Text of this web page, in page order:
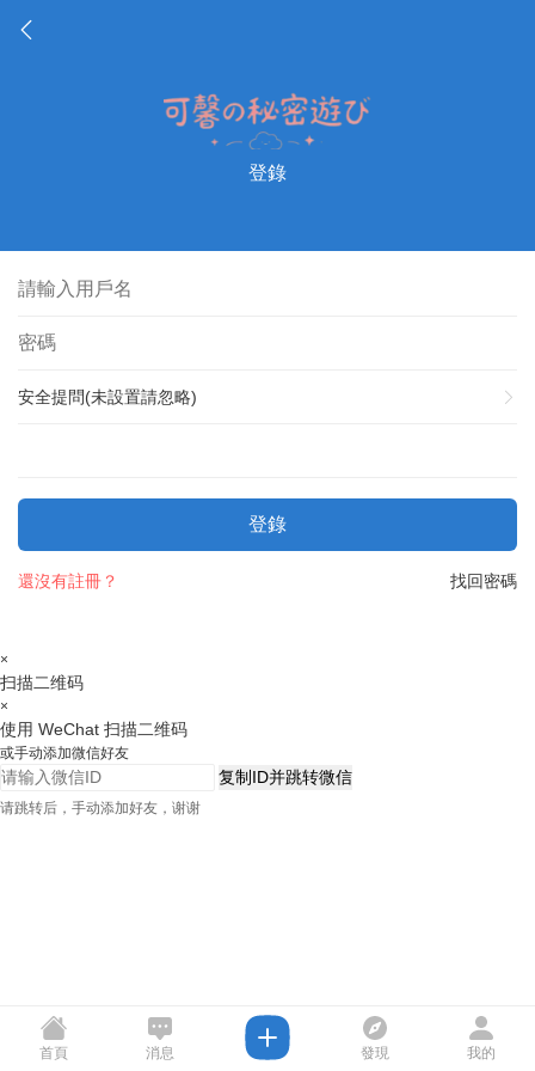
登錄
安全提問(未設置請忽略)
登錄
找回密碼
還沒有註冊？
×
扫描二维码
×
使用 WeChat 扫描二维码
或手动添加微信好友
复制ID并跳转微信
请跳转后，手动添加好友，谢谢
首頁 消息 發現 我的